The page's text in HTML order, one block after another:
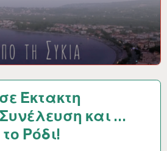
Έκτακτη
και …
Ρόδι!